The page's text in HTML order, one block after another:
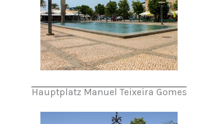
Hauptplatz Manuel Teixeira Gomes